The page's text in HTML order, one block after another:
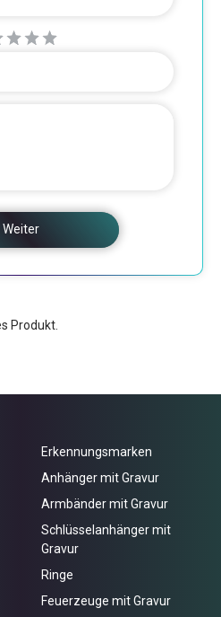
Weiter
Produkt.
Erkennungsmarken
Anhänger mit Gravur
Armbänder mit Gravur
Schlüsselanhänger mit
Gravur
Ringe
Feuerzeuge mit Gravur